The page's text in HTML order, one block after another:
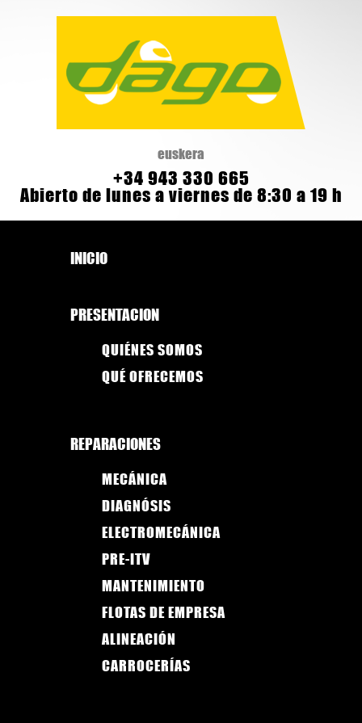
euskera
+34 943 330 665
Abierto de lunes a viernes de 8:30 a 19 h
INICIO
PRESENTACION
QUIÉNES SOMOS
QUÉ OFRECEMOS
REPARACIONES
MECÁNICA
DIAGNÓSIS
ELECTROMECÁNICA
PRE-ITV
MANTENIMIENTO
FLOTAS DE EMPRESA
ALINEACIÓN
CARROCERÍAS